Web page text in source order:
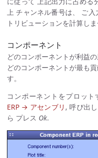
上 チャンネル番号は、 ご
トリビューションを計算しま
コンポーネント
どのコンポーネントが利益
どのコンポーネントが最も
す。
コンポーネントをプロット
ERP → アセンブリ , 呼び出し
ら プレス Ok.